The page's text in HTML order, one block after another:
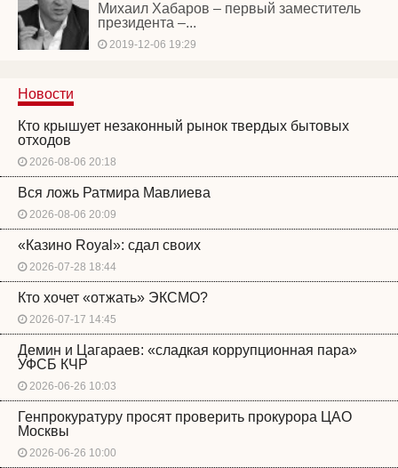
Михаил Хабаров – первый заместитель
президента –...
2019-12-06 19:29
Новости
Кто крышует незаконный рынок твердых бытовых
отходов
2026-08-06 20:18
Вся ложь Ратмира Мавлиева
2026-08-06 20:09
«Казино Royal»: сдал своих
2026-07-28 18:44
Кто хочет «отжать» ЭКСМО?
2026-07-17 14:45
Демин и Цагараев: «сладкая коррупционная пара»
УФСБ КЧР
2026-06-26 10:03
Генпрокуратуру просят проверить прокурора ЦАО
Москвы
2026-06-26 10:00